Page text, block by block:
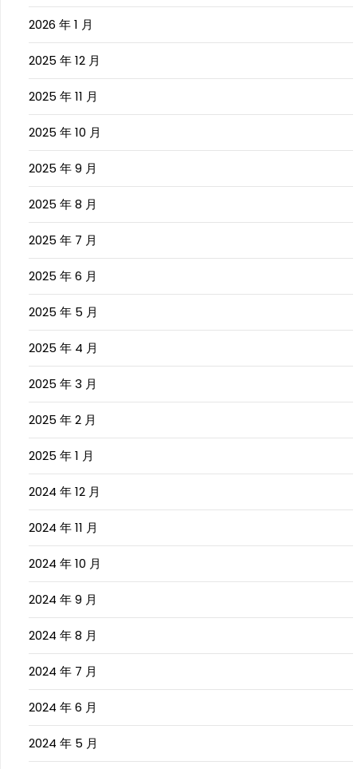
2026 年 1 月
2025 年 12 月
2025 年 11 月
2025 年 10 月
2025 年 9 月
2025 年 8 月
2025 年 7 月
2025 年 6 月
2025 年 5 月
2025 年 4 月
2025 年 3 月
2025 年 2 月
2025 年 1 月
2024 年 12 月
2024 年 11 月
2024 年 10 月
2024 年 9 月
2024 年 8 月
2024 年 7 月
2024 年 6 月
2024 年 5 月